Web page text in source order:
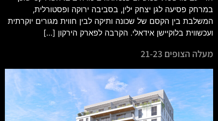
במרחק פסיעה לגן יצחק ילין, בסביבה ירוקה ופסטורלית,
המשלבת בין הקסם של שכונה ותיקה לבין חווית מגורים יוקרתית
ועכשווית בלוקיישן אידאלי. הקרבה לפארק הירקון […]
מעלה הצופים 21-23